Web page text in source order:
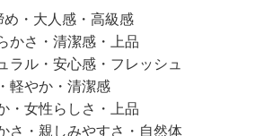
・大人感・高級感
かさ・清潔感・上品
ラル・安心感・フレッシュ
軽やか・清潔感
・女性らしさ・上品
さ・親しみやすさ・自然体